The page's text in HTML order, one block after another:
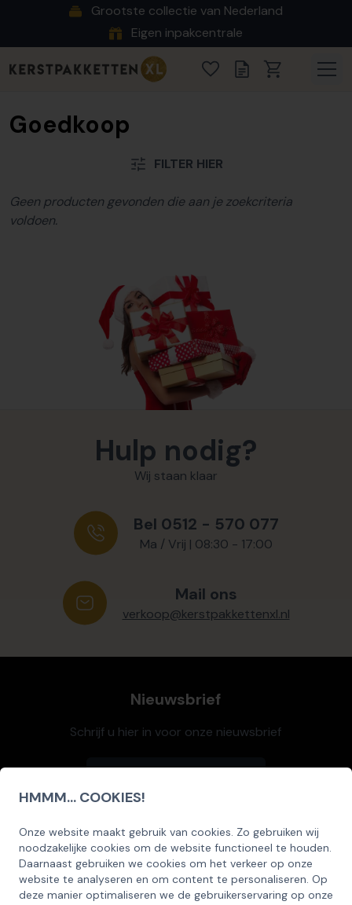
HMMM... COOKIES!
Onze website maakt gebruik van cookies. Zo gebruiken wij
noodzakelijke cookies om de website functioneel te houden.
Daarnaast gebruiken we cookies om het verkeer op onze
website te analyseren en om content te personaliseren. Op
deze manier optimaliseren we de gebruikerservaring op onze
Grootste collectie van Nederland
Eigen inpakcentrale
Goedkoop
FILTER HIER
Geen producten gevonden die aan je zoekcriteria
voldoen.
Hulp nodig?
Wij staan klaar
Bel 0512 - 570 077
Ma / Vrij | 08:30 - 17:00
Mail ons
verkoop@kerstpakkettenxl.nl
Nieuwsbrief
Schrijf u hier in voor onze nieuwsbrief
SCHRIJF U IN OP ONZE NIEUWSBRIEF
EN ONTVANG 5% KORTING OP DE
HUISCOLLECTIE KERSTPAKKETTEN